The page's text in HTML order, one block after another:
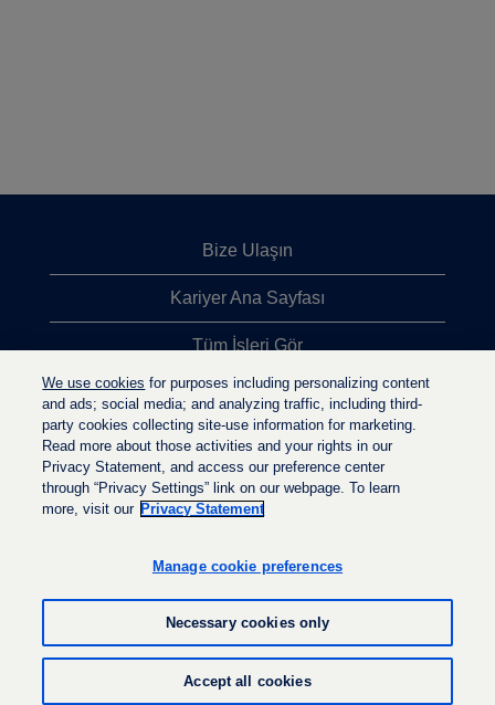
Bize Ulaşın
Kariyer Ana Sayfası
Tüm İşleri Gör
En Çok Aranan İşler
Gizlilik İlkesi
n
s
e
k
m
d
n
e
k
m
s
m
© LyondellBasell Industries Holdings B.V. 2022
We use cookies for purposes including personalizing content
and ads; social media; and analyzing traffic, including third-
party cookies collecting site-use information for marketing.
Read more about those activities and your rights in our
Privacy Statement, and access our preference center
through “Privacy Settings” link on our webpage. To learn
more, visit our Privacy Statement
Manage cookie preferences
Necessary cookies only
Accept all cookies